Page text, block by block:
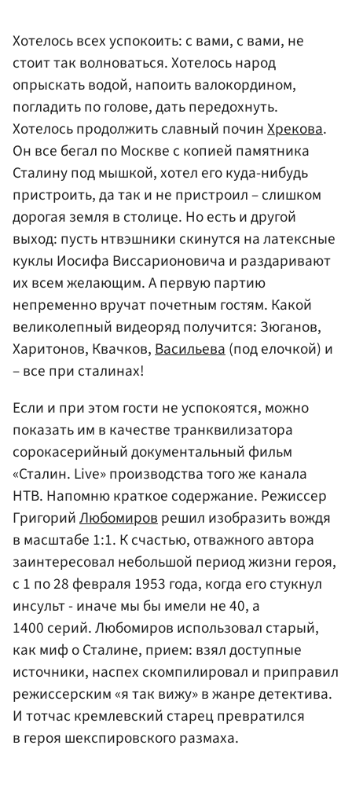
Хотелось всех успокоить: с вами, с вами, не
стоит так волноваться. Хотелось народ
опрыскать водой, напоить валокордином,
погладить по голове, дать передохнуть.
Хотелось продолжить славный починХрекова.
Он все бегал по Москве с копией памятника
Сталину под мышкой, хотел его куда-нибудь
пристроить, да так и не пристроил – слишком
дорогая земля в столице. Но есть и другой
выход: пусть нтвэшники скинутся на латексные
куклы Иосифа Виссарионовича и раздаривают
их всем желающим. А первую партию
непременно вручат почетным гостям. Какой
великолепный видеоряд получится: Зюганов,
Харитонов, Квачков,Васильева(под елочкой) и
– все при сталинах!
Если и при этом гости не успокоятся, можно
показать им в качестве транквилизатора
сорокасерийный документальный фильм
«Сталин. Live» производства того же канала
НТВ. Напомню краткое содержание. Режиссер
ГригорийЛюбомироврешил изобразить вождя
в масштабе 1:1. К счастью, отважного автора
заинтересовал небольшой период жизни героя,
с 1 по 28 февраля 1953 года, когда его стукнул
инсульт - иначе мы бы имели не 40, а
1400 серий. Любомиров использовал старый,
как миф о Сталине, прием: взял доступные
источники, наспех скомпилировал и приправил
режиссерским «я так вижу» в жанре детектива.
И тотчас кремлевский старец превратился
в героя шекспировского размаха.